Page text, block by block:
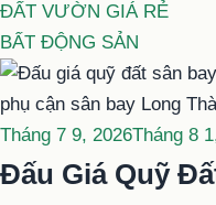
ĐẤT VƯỜN GIÁ RẺ
BẤT ĐỘNG SẢN
Đăng
trong
Tháng 7 9, 2026Tháng 8
Đấu Giá Quỹ